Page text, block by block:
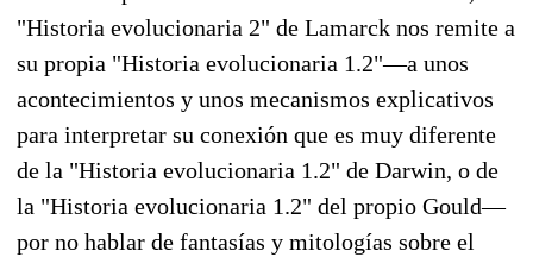
"Historia evolucionaria 2" de Lamarck nos remite a
su propia "Historia evolucionaria 1.2"—a unos
acontecimientos y unos mecanismos explicativos
para interpretar su conexión que es muy diferente
de la "Historia evolucionaria 1.2" de Darwin, o de
la "Historia evolucionaria 1.2" del propio Gould—
por no hablar de fantasías y mitologías sobre el